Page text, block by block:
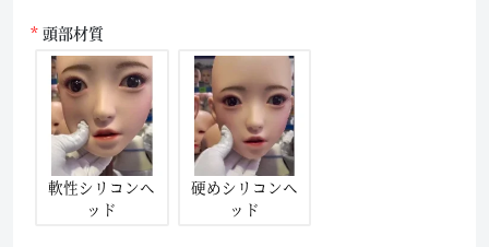
頭部材質
軟性シリコンヘ
ッド
硬めシリコンヘ
ッド